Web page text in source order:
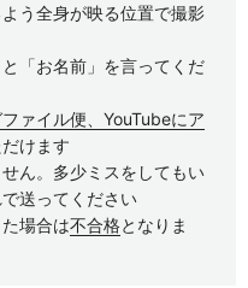
う全身が映る位置で撮影
「お名前」を言ってくだ
ァイル便、YouTubeにア
けます
ん。多少ミスをしてもい
送ってください
た場合は不合格となりま